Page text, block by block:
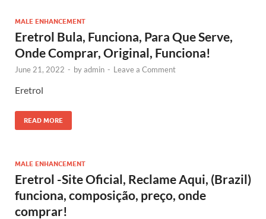
MALE ENHANCEMENT
Eretrol Bula, Funciona, Para Que Serve,
Onde Comprar, Original, Funciona!
June 21, 2022 - byadmin - Leave a Comment
Eretrol
READ MORE
MALE ENHANCEMENT
Eretrol -Site Oficial, Reclame Aqui, (Brazil)
funciona, composição, preço, onde
comprar!